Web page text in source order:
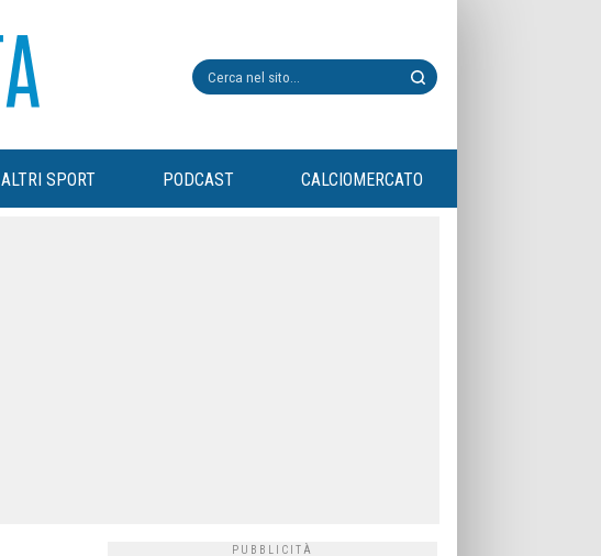
ALTRI SPORT PODCAST CALCIOMERCATO